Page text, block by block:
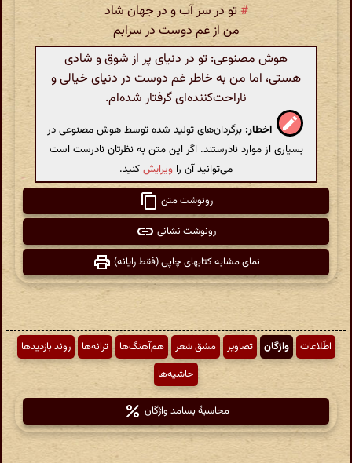
#تو در سر آب و در جهان شاد
من از غم دوست در سرابم
هوش مصنوعی: تو در دنیای پر از شوق و شادی
هستی، اما من به خاطر غم دوست در دنیای خیالی و
ناراحت‌کننده‌ای گرفتار شده‌ام.
اخطار: برگردان‌های تولید شده توسط هوش مصنوعی در
بسیاری از موارد نادرستند. اگر این متن به نظرتان نادرست است
می‌توانید آن را ویرایشکنید.
رونوشت متن
رونوشت نشانی
نمای مشابه کتابهای چاپی (فقط رایانه)
اطّلاعات واژگان تصاویر مشق شعر هم‌آهنگ‌ها ترانه‌ها
روند بازدیدها
حاشیه‌ها
محاسبهٔ بسامد واژگان